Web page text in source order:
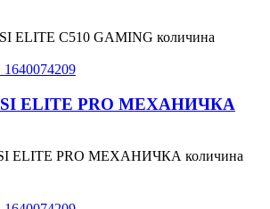
ELITE C510 GAMING количина
ELITE PRO МЕХАНИЧКА
ELITE PRO МЕХАНИЧКА количина